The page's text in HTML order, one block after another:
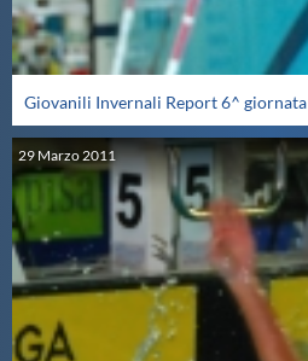
Giovanili Invernali Report 6^ giornata
29 Marzo2011